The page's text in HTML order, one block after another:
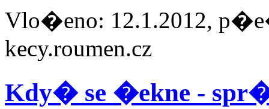
Vlo�eno: 12.1.2012,
kecy.roumen.cz
Kdy� se �ekne -